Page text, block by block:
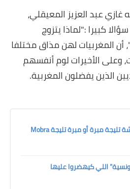
عبد العزيز المعيقلي،
كبيرا :"لماذا يتزوج
أن المغربيات لهن مذاق مختلفا
وعلى الأخيرات لوم أنفسهم
الذين يفضلون المغربية.
أنواع الأثواب و الأقمشة تليجة مبرة أو مبرة تليجة Mobra
اللي كيهضروا عليها